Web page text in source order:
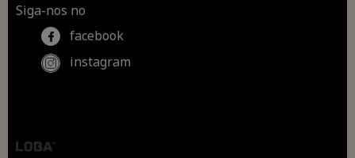
Siga-nos no
facebook
instagram